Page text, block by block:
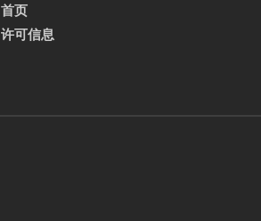
首页
许可信息